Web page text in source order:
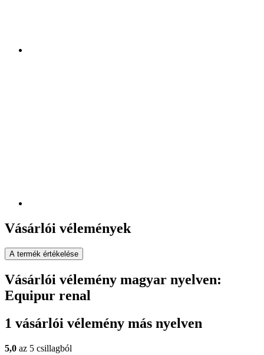
Vásárlói vélemények
A termék értékelése
Vásárlói vélemény magyar nyelven:
Equipur renal
1 vásárlói vélemény más nyelven
5,0 az 5 csillagból